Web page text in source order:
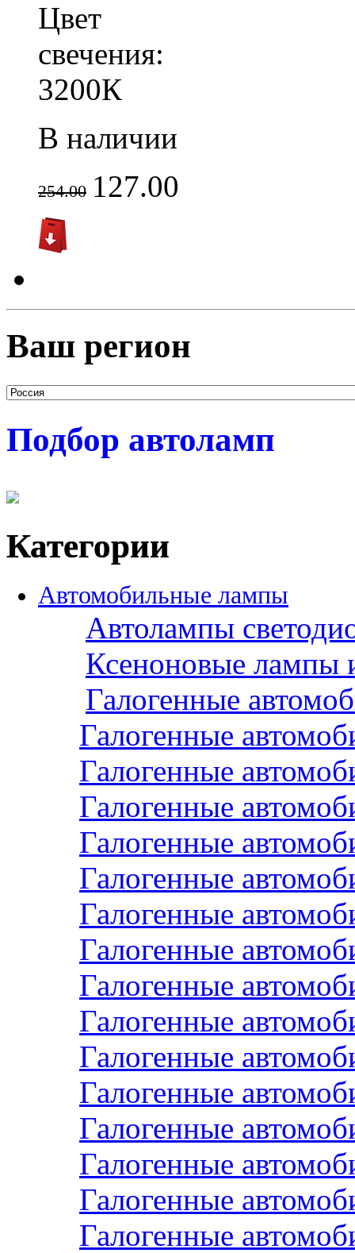
Цвет
свечения:
3200К
В наличии
254.00 127.00
Ваш регион
Подбор автоламп
Категории
Автомобильные лампы
Автолампы
Ксеноновые лампы
Галогенные
Галогенные
Галогенные
Галогенные
Галогенные
Галогенные
Галогенные
Галогенные
Галогенные
Галогенные
Галогенные
Галогенные
Галогенные
Галогенные
Галогенные
Галогенные